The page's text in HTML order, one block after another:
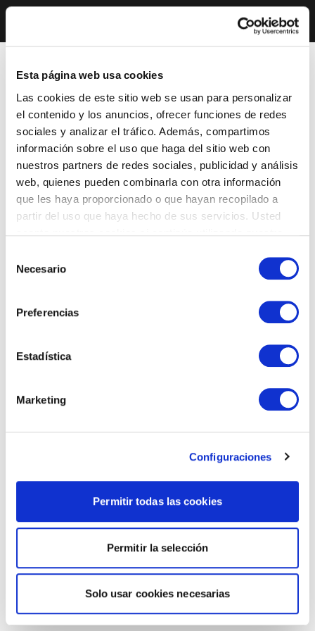
Esta página web usa cookies
Las cookies de este sitio web se usan para personalizar
el contenido y los anuncios, ofrecer funciones de redes
sociales y analizar el tráfico. Además, compartimos
información sobre el uso que haga del sitio web con
nuestros partners de redes sociales, publicidad y análisis
web, quienes pueden combinarla con otra información
que les haya proporcionado o que hayan recopilado a
partir del uso que haya hecho de sus servicios. Usted
Necesario
Preferencias
Estadística
Marketing
Configuraciones
Permitir todas las cookies
Permitir la selección
Solo usar cookies necesarias